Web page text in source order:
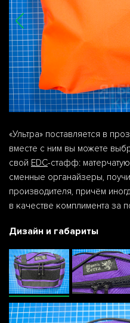
«Ультра» поставляется в
вместе с ним вы можете
свой EDC-стафф:
сменные органайзеры,
производителя, причём
в качестве комплимента за
Дизайн и габариты